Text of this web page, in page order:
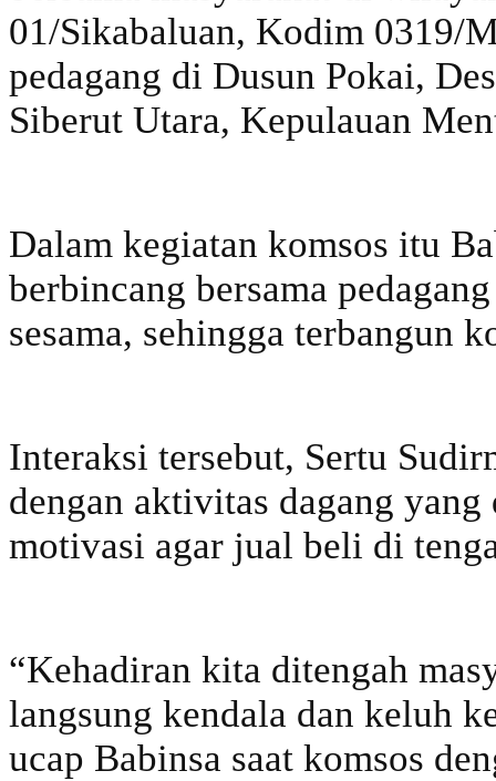
01/Sikabaluan, Kodim 0319/
pedagang di Dusun Pokai,
Siberut Utara, Kepulauan
Dalam kegiatan komsos itu
berbincang bersama
sesama, sehingga terbangun
Interaksi tersebut, Sertu
dengan aktivitas dagang
motivasi agar jual beli di
“Kehadiran kita ditengah
langsung kendala dan keluh
ucap Babinsa saat komsos